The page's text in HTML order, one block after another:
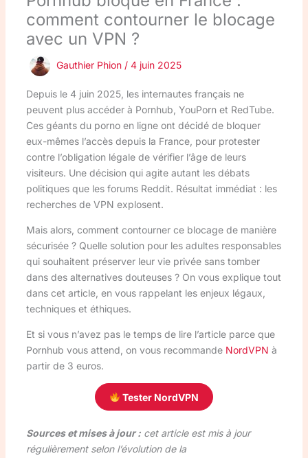
comment contourner le blocage
avec un VPN ?
Gauthier Phion / 4 juin 2025
Depuis le 4 juin 2025, les internautes français ne
peuvent plus accéder à Pornhub, YouPorn et RedTube.
Ces géants du porno en ligne ont décidé de bloquer
eux-mêmes l’accès depuis la France, pour protester
contre l’obligation légale de vérifier l’âge de leurs
visiteurs. Une décision qui agite autant les débats
politiques que les forums Reddit. Résultat immédiat : les
recherches de VPN explosent.
Mais alors, comment contourner ce blocage de manière
sécurisée ? Quelle solution pour les adultes responsables
qui souhaitent préserver leur vie privée sans tomber
dans des alternatives douteuses ? On vous explique tout
dans cet article, en vous rappelant les enjeux légaux,
techniques et éthiques.
Et si vous n’avez pas le temps de lire l’article parce que
Pornhub vous attend, on vous recommande NordVPN à
partir de 3 euros.
Tester NordVPN
Sources et mises à jour :cet article est mis à jour
régulièrement selon l’évolution de la